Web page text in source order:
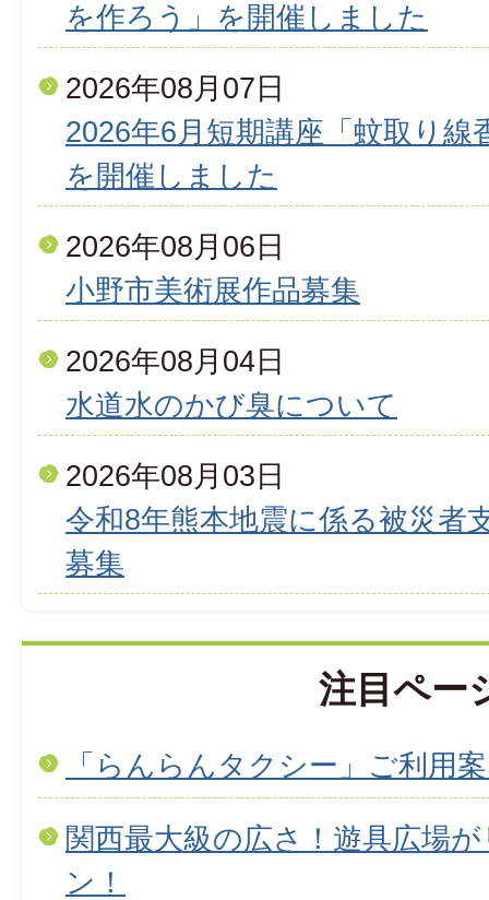
を作ろう」を開催しました
2026年08月07日
2026年6月短期講座「蚊取り
を開催しました
2026年08月06日
小野市美術展作品募集
2026年08月04日
水道水のかび臭について
2026年08月03日
令和8年熊本地震に係る被災者
募集
注目ペー
「らんらんタクシー」ご利用
関西最大級の広さ！遊具広場
ン！